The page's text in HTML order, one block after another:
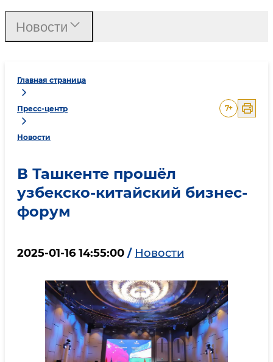
Главная страница
Пресс-центр
Новости
7+
В Ташкенте прошёл
узбекско-китайский бизнес-
форум
2025-01-16 14:55:00 / Новости
Новости